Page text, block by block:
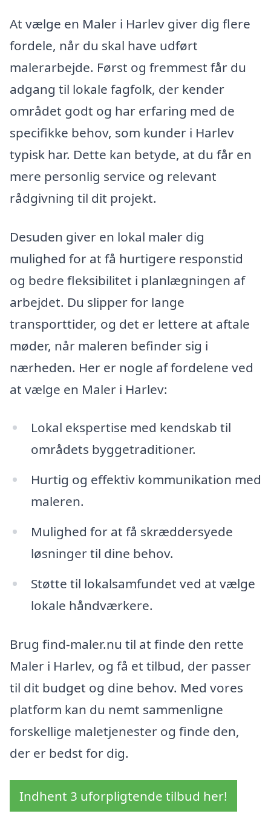
At vælge en Maler i Harlev giver dig flere
fordele, når du skal have udført
malerarbejde. Først og fremmest får du
adgang til lokale fagfolk, der kender
området godt og har erfaring med de
specifikke behov, som kunder i Harlev
typisk har. Dette kan betyde, at du får en
mere personlig service og relevant
rådgivning til dit projekt.
Desuden giver en lokal maler dig
mulighed for at få hurtigere responstid
og bedre fleksibilitet i planlægningen af
arbejdet. Du slipper for lange
transporttider, og det er lettere at aftale
møder, når maleren befinder sig i
nærheden. Her er nogle af fordelene ved
at vælge en Maler i Harlev:
Lokal ekspertise med kendskab til
områdets byggetraditioner.
Hurtig og effektiv kommunikation med
maleren.
Mulighed for at få skræddersyede
løsninger til dine behov.
Støtte til lokalsamfundet ved at vælge
lokale håndværkere.
Brug find-maler.nu til at finde den rette
Maler i Harlev, og få et tilbud, der passer
til dit budget og dine behov. Med vores
platform kan du nemt sammenligne
forskellige maletjenester og finde den,
der er bedst for dig.
Indhent 3 uforpligtende tilbud her!